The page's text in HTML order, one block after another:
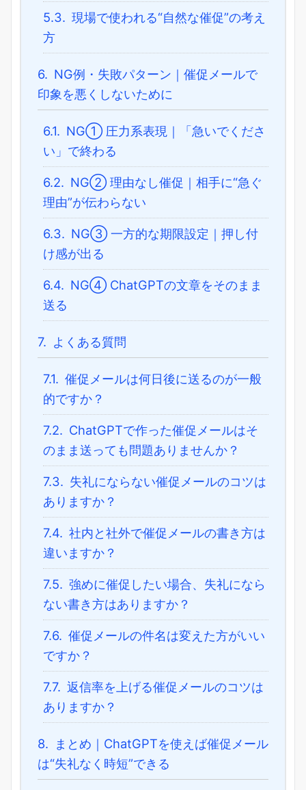
5.3. 現場で使われる“自然な催促”の考え
方
6. NG例・失敗パターン｜催促メールで
印象を悪くしないために
6.1. NG① 圧力系表現｜「急いでくださ
い」で終わる
6.2. NG② 理由なし催促｜相手に“急ぐ
理由”が伝わらない
6.3. NG③ 一方的な期限設定｜押し付
け感が出る
6.4. NG④ ChatGPTの文章をそのまま
送る
7. よくある質問
7.1. 催促メールは何日後に送るのが一般
的ですか？
7.2. ChatGPTで作った催促メールはそ
のまま送っても問題ありませんか？
7.3. 失礼にならない催促メールのコツは
ありますか？
7.4. 社内と社外で催促メールの書き方は
違いますか？
7.5. 強めに催促したい場合、失礼になら
ない書き方はありますか？
7.6. 催促メールの件名は変えた方がいい
ですか？
7.7. 返信率を上げる催促メールのコツは
ありますか？
8.
まとめ｜ChatGPTを使えば催促メール
は“失礼なく時短”できる